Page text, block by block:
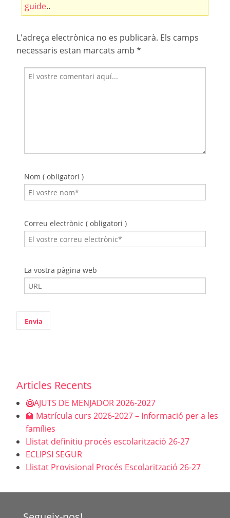
guide..
L'adreça electrònica no es publicarà. Els camps
necessaris estan marcats amb *
Nom ( obligatori )
Correu electrònic ( obligatori )
La vostra pàgina web
Articles Recents
🥝AJUTS DE MENJADOR 2026-2027
🏫 Matrícula curs 2026-2027 – Informació per a les
famílies
Llistat definitiu procés escolarització 26-27
ECLIPSI SEGUR
Llistat Provisional Procés Escolarització 26-27